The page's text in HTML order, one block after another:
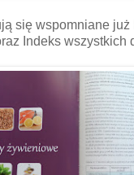
się wspomniane
Indeks wszystkich